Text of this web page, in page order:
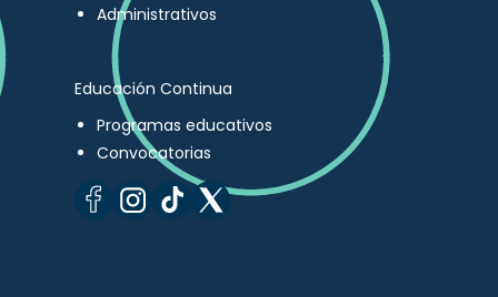
Administrativos
Educación Continua
Programas educativos
Convocatorias